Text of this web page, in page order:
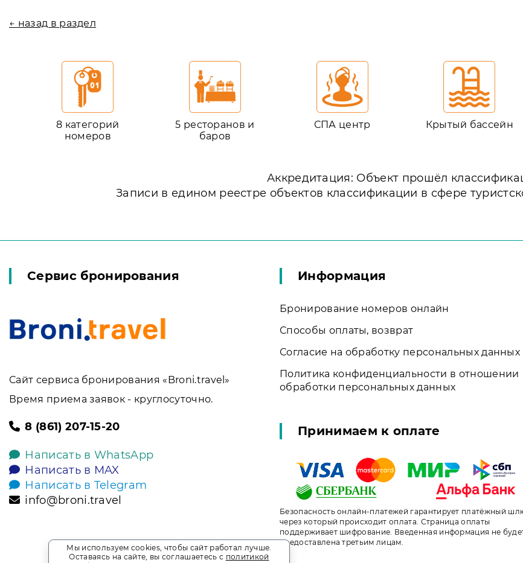
← назад в раздел
8 категорий
номеров
5 ресторанов и
баров
СПА центр Крытый бассейн
Аккредитация: Объект прошёл
Записи в едином реестре объектов классификации в сфере
Сервис бронирования
Сайт сервиса бронирования «Broni.travel»
Время приема заявок - круглосуточно.
8 (861) 207-15-20
Написать в WhatsApp
Написать в MAX
Написать в Telegram
info@broni.travel
Информация
Бронирование номеров онлайн
Способы оплаты, возврат
Согласие на обработку персональных данных
Политика конфиденциальности в отношении
обработки персональных данных
Принимаем к оплате
Безопасность онлайн-платежей гарантирует платёжный
через который происходит оплата. Страница оплаты
поддерживает шифрование. Введенная информация не
предоставлена третьим лицам.
Мы используем cookies, чтобы сайт работал лучше.
Оставаясь на сайте, вы соглашаетесь с политикой